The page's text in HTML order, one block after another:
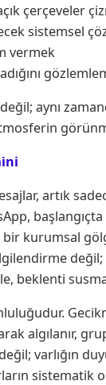
çerçeveler
sistemsel
vermek
aynı
artık
bir kurumsal
beklenti
algılanır,
varlığın
sistematik